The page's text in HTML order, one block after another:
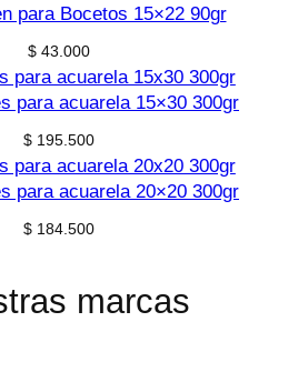
$ 10.500
para Bocetos 15×22 90gr
$ 43.000
para acuarela 15×30 300gr
$ 195.500
para acuarela 20×20 300gr
$ 184.500
marcas